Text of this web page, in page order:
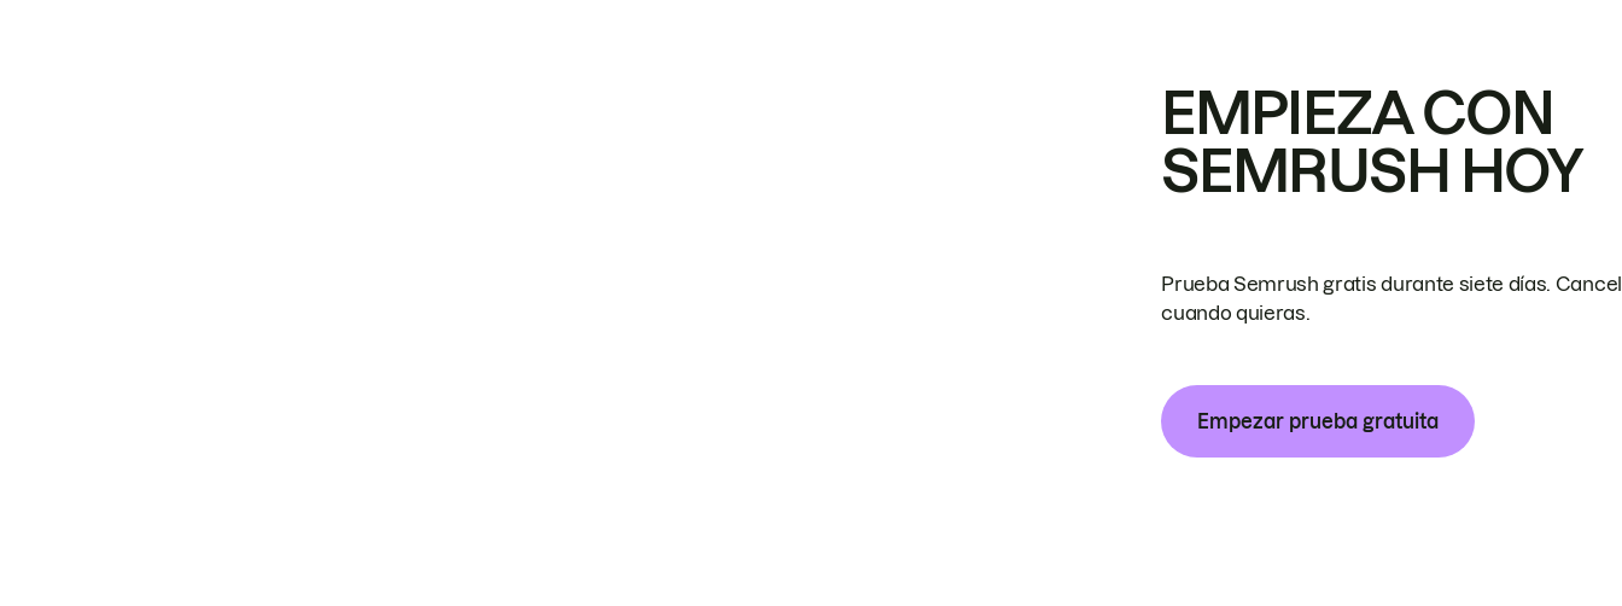
EMPIEZA CON
SEMRUSH HOY
Prueba Semrush gratis durante siete días.
cuando quieras.
Empezar prueba gratuita